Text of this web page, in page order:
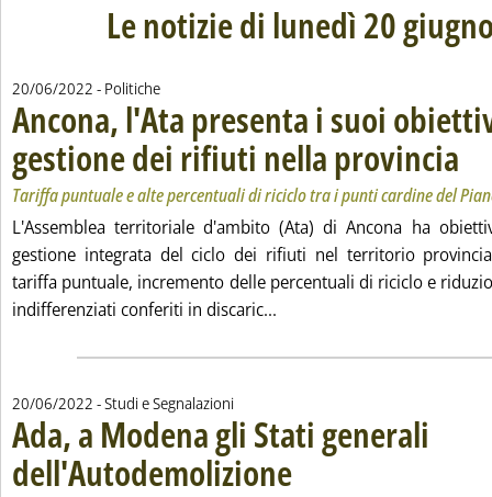
Le notizie di lunedì 20
20/06/2022 - Politiche
Ancona, l'Ata presenta i suoi
gestione dei rifiuti nella provincia
Tariffa puntuale e alte percentuali di riciclo tra i punti cardine del
L'Assemblea territoriale d'ambito (Ata) di Ancona ha
gestione integrata del ciclo dei rifiuti nel territorio
tariffa puntuale, incremento delle percentuali di riciclo e
indifferenziati conferiti in discaric...
20/06/2022 - Studi e Segnalazioni
Ada, a Modena gli Stati generali
dell'Autodemolizione . Sottotitolo: In programma per il 25
. Pubblicata lunedì 20 giugno 2022